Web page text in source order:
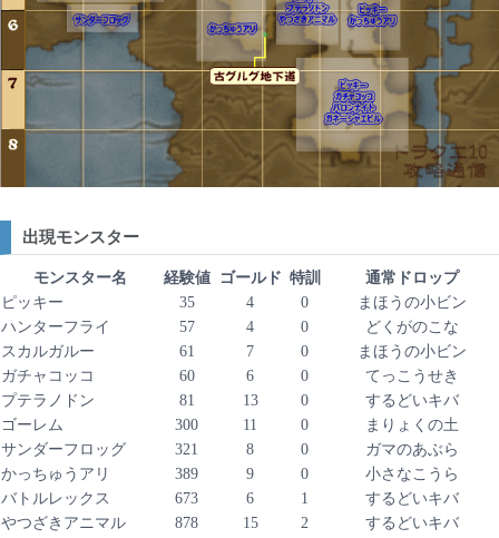
出現モンスター
モンスター名 経験値 ゴールド 特訓
通常ドロップ
ピッキー
35 4 0
まほうの小ビン
ハンターフライ
57 4 0
どくがのこな
スカルガルー
61 7 0
まほうの小ビン
ガチャコッコ
60 6 0
てっこうせき
プテラノドン
81 13 0
するどいキバ
ゴーレム
300 11 0
まりょくの土
サンダーフロッグ
321 8 0
ガマのあぶら
かっちゅうアリ
389 9 0
小さなこうら
バトルレックス
673 6 1
するどいキバ
やつざきアニマル
878 15 2
するどいキバ